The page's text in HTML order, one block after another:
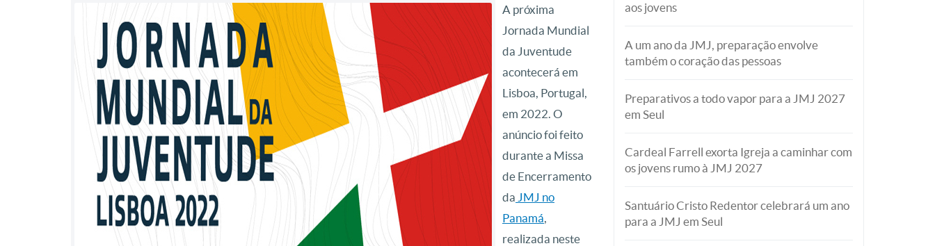
A próxima
Jornada Mundial
da Juventude
acontecerá em
Lisboa, Portugal,
em 2022. O
anúncio foi feito
durante a Missa
de Encerramento
da JMJ no
Panamá,
realizada neste
aos jovens
A um ano da JMJ, preparação envolve
também o coração das pessoas
Preparativos a todo vapor para a JMJ 2027
em Seul
Cardeal Farrell exorta Igreja a caminhar com
os jovens rumo à JMJ 2027
Santuário Cristo Redentor celebrará um ano
para a JMJ em Seul